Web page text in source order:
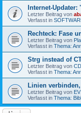
Internet-
Letzter Beitrag von
Verfasst in
Rechteck: Fase
Letzter Beitrag von
Verfasst in Thema:
Strg instead of
Letzter Beitrag von
Verfasst in Thema:
Linien
Letzter Beitrag von
Verfasst in Thema: